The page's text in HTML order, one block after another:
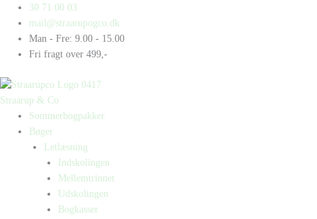
indholdet
30 71 00 03
mail@straarupogco.dk
Man - Fre: 9.00 - 15.00
Fri fragt over 499,-
Straarup & Co
Sommerbogpakker
Bøger
Letlæsning
Indskolingen
Mellemtrinnet
Udskolingen
Bogkasser
Products
search
Products
search